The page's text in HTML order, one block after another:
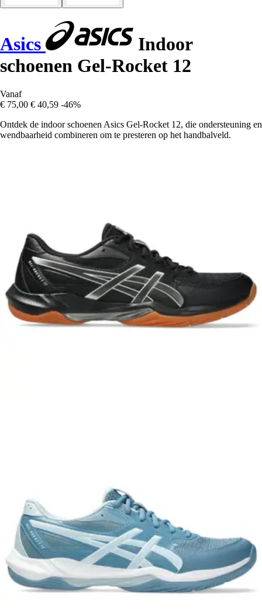
Asics
Indoor
schoenen Gel-Rocket 12
Vanaf
€ 75,00 € 40,59 -46%
Ontdek de indoor schoenen Asics Gel-Rocket 12, die ondersteuning en
wendbaarheid combineren om te presteren op het handbalveld.